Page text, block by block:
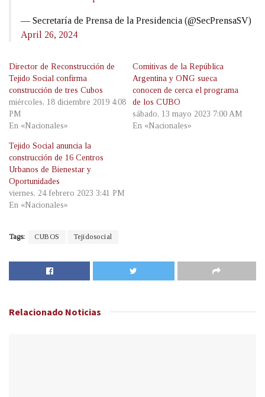
— Secretaría de Prensa de la Presidencia (@SecPrensaSV)
April 26, 2024
Director de Reconstrucción de
Tejido Social confirma
construcción de tres Cubos
miércoles, 18 diciembre 2019 4:08
PM
En «Nacionales»
Comitivas de la República
Argentina y ONG sueca
conocen de cerca el programa
de los CUBO
sábado, 13 mayo 2023 7:00 AM
En «Nacionales»
Tejido Social anuncia la
construcción de 16 Centros
Urbanos de Bienestar y
Oportunidades
viernes, 24 febrero 2023 3:41 PM
En «Nacionales»
Tags: CUBOS Tejidosocial
Relacionado Noticias